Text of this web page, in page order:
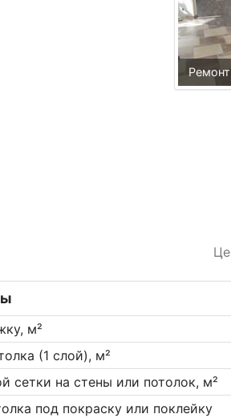
м²
(1 слой), м²
сетки на стены или потолок, м²
под покраску или поклейку